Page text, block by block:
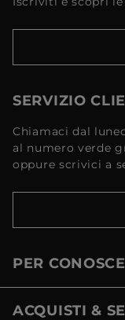
SERVIZIO
Chiamaci dal
al numero verde
oppure scrivici a
PER
ACQUISTI &